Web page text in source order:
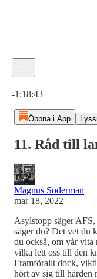
-1:18:43
Öppna i App
11. Råd till
Magnus Söderman
mar 18, 2022
Asylstopp säger
säger du? Det vet du
du också, om vår vita
vilka lett oss till den
Framförallt dock,
hört av sig till härden